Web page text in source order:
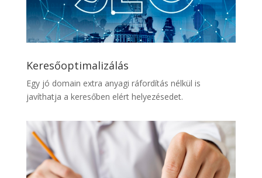
Keresőoptimalizálás
Egy jó domain extra anyagi ráfordítás nélkül is
javíthatja a keresőben elért helyezésedet.